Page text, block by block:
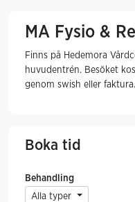
MA Fysio &
Finns på Hedemora
huvudentrén. Besöket
genom swish eller faktura.
Boka tid
Behandling
Alla typer